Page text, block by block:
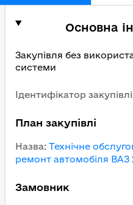
Основна
Закупівля без
системи
Ідентифікатор закупівлі
План закупівлі
Назва: Технічне
ремонт автомобіля ВАЗ
Замовник